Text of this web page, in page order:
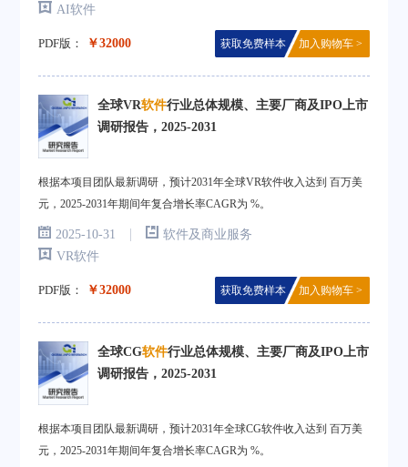
AI软件
PDF版： ￥32000 获取免费样本 加入购物车 >
全球VR软件行业总体规模、主要厂商及IPO上市
调研报告，2025-2031
根据本项目团队最新调研，预计2031年全球VR软件收入达到 百万美
元，2025-2031年期间年复合增长率CAGR为 %。
2025-10-31 |
软件及商业服务
VR软件
PDF版： ￥32000 获取免费样本 加入购物车 >
全球CG软件行业总体规模、主要厂商及IPO上市
调研报告，2025-2031
根据本项目团队最新调研，预计2031年全球CG软件收入达到 百万美
元，2025-2031年期间年复合增长率CAGR为 %。